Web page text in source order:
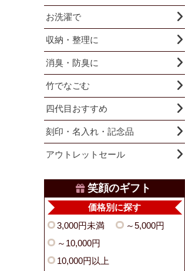
お洗濯で
収納・整理に
消臭・防臭に
竹でなごむ
四代目おすすめ
刻印・名入れ・記念品
アウトレットセール
笑顔のギフト
価格別に探す
3,000円未満
～5,000円
～10,000円
10,000円以上